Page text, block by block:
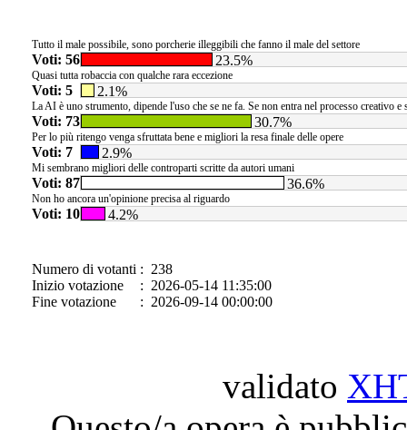
Tutto il male possibile, sono porcherie illeggibili che fanno il male del settore
Voti: 56 23.5%
Quasi tutta robaccia con qualche rara eccezione
Voti: 5 2.1%
La AI è uno strumento, dipende l'uso che se ne fa. Se non entra nel processo creativo
Voti: 73 30.7%
Per lo più ritengo venga sfruttata bene e migliori la resa finale delle opere
Voti: 7 2.9%
Mi sembrano migliori delle controparti scritte da autori umani
Voti: 87 36.6%
Non ho ancora un'opinione precisa al riguardo
Voti: 10 4.2%
Numero di votanti : 238
Inizio votazione
: 2026-05-14 11:35:00
Fine votazione
: 2026-09-14 00:00:00
validato